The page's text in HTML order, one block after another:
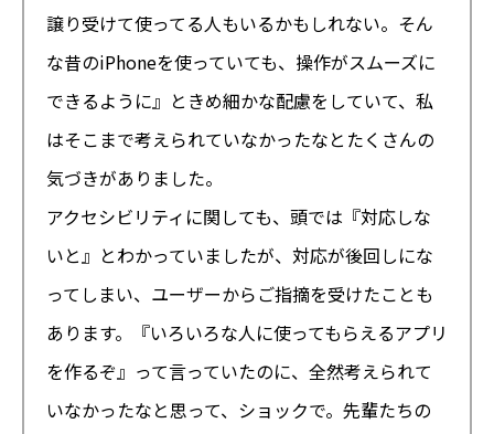
譲り受けて使ってる人もいるかもしれない。そん
な昔のiPhoneを使っていても、操作がスムーズに
できるように』ときめ細かな配慮をしていて、私
はそこまで考えられていなかったなとたくさんの
気づきがありました。
アクセシビリティに関しても、頭では『対応しな
いと』とわかっていましたが、対応が後回しにな
ってしまい、ユーザーからご指摘を受けたことも
あります。『いろいろな人に使ってもらえるアプリ
を作るぞ』って言っていたのに、全然考えられて
いなかったなと思って、ショックで。先輩たちの